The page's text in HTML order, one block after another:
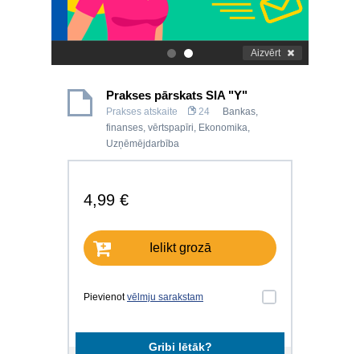
. Aizvērt
Prakses pārskats SIA "Y"
Prakses atskaite 24
Bankas,
finanses, vērtspapīri, Ekonomika,
Uzņēmējdarbība
4,99 €
Ielikt grozā
Pievienotvēlmju sarakstam
Gribi lētāk?